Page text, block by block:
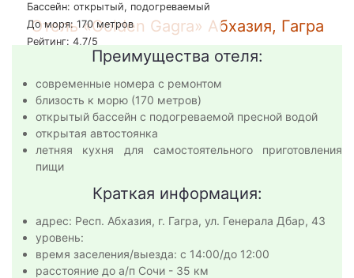
Бассейн: открытый, подогреваемый
До моря: 170 метров
Рейтинг: 4,7/5
Отель «Golden Gagra» Абхазия, Гагра
Преимущества отеля:
современные номера с ремонтом
близость к морю (170 метров)
открытый бассейн с подогреваемой пресной водой
открытая автостоянка
летняя кухня для самостоятельного приготовления
пищи
Краткая информация:
адрес: Респ. Абхазия, г. Гагра, ул. Генерала Дбар, 43
уровень:
время заселения/выезда: с 14:00/до 12:00
расстояние до а/п Сочи - 35 км